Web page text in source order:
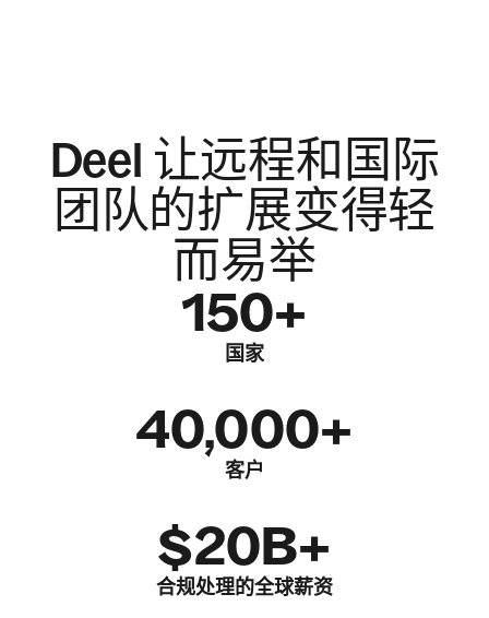
Deel 让远程和国际
团队的扩展变得轻
而易举
150+
国家
40,000+
客户
$20B+
合规处理的全球薪资